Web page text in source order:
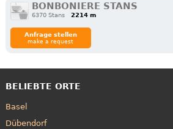
BONBONIERE STANS
6370 Stans 2214 m
Anfrage stellen
make a request
BELIEBTE ORTE
Basel
Dübendorf